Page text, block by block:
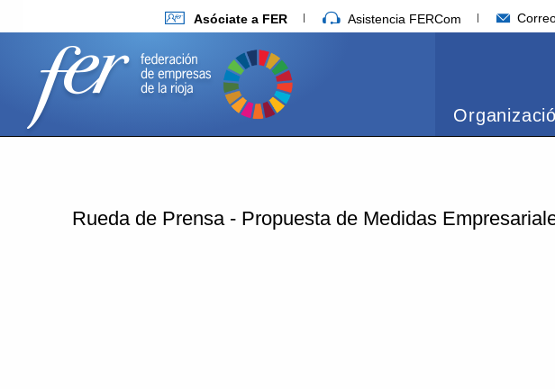
Asóciate a FER Asistencia FERCom
Rueda de Prensa - Propuesta de Medidas